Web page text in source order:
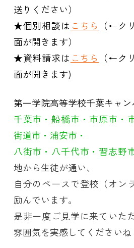
送りください）
★個別相談は こちら
（←ク
面が開きます）
★資料請求は こちら
（←ク
面が開きます)
第一学院高等学校千葉キャン
千葉市・船橋市・市原市・
街道市・浦安市・
八街市・八千代市・習志野
地から生徒が通い、
自分のペースで登校（オン
励んでいます。
是非一度ご見学に来ていた
雰囲気を実感してくださいね